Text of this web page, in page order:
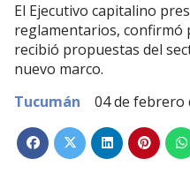
El Ejecutivo capitalino
reglamentarios, confirmó
recibió propuestas del
nuevo marco.
Tucumán
04 de febrero